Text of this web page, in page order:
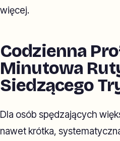
więcej.
Codzienna
Minutowa
Siedzącego
Dla osób spędzających
nawet krótka,